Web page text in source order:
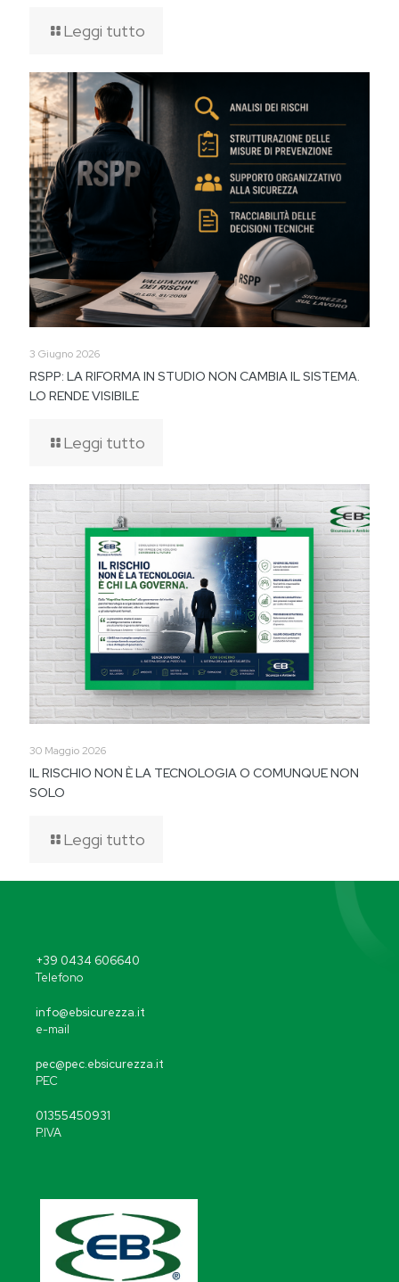
Leggi tutto
3 Giugno 2026
RSPP: LA RIFORMA IN STUDIO NON CAMBIA IL SISTEMA.
LO RENDE VISIBILE
Leggi tutto
30 Maggio 2026
IL RISCHIO NON È LA TECNOLOGIA O COMUNQUE NON
SOLO
Leggi tutto
+39 0434 606640
Telefono
info@ebsicurezza.it
e-mail
pec@pec.ebsicurezza.it
PEC
01355450931
P.IVA